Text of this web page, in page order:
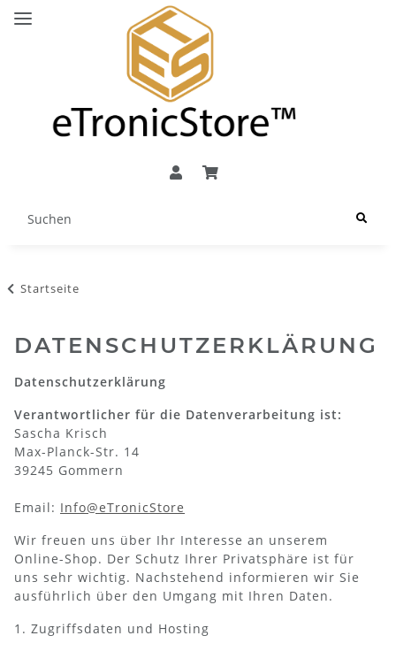
Startseite
DATENSCHUTZERKLÄRUNG
Datenschutzerklärung
Verantwortlicher für die Datenverarbeitung ist:
Sascha Krisch
Max-Planck-Str. 14
39245 Gommern
Email: Info@eTronicStore
Wir freuen uns über Ihr Interesse an unserem
Online-Shop. Der Schutz Ihrer Privatsphäre ist für
uns sehr wichtig. Nachstehend informieren wir Sie
ausführlich über den Umgang mit Ihren Daten.
1. Zugriffsdaten und Hosting